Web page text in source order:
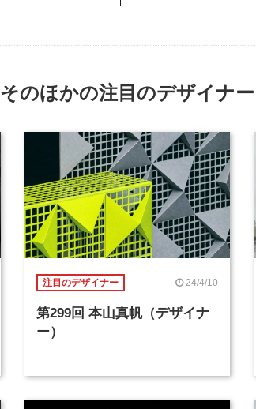
そのほかの注目のデザイナー
注目のデザイナー 24/4/10
第299回 本山真帆（デザイナ
ー）